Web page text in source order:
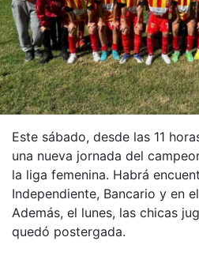
Este sábado, desde las 11
una nueva jornada del
la liga femenina. Habrá
Independiente, Bancario y en
Además, el lunes, las chicas
quedó postergada.